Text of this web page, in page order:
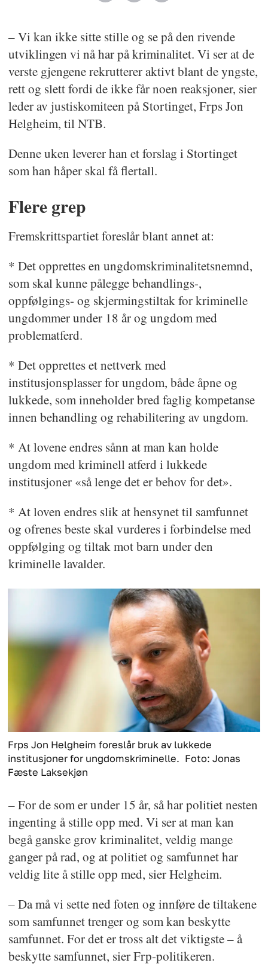
– Vi kan ikke sitte stille og se på den rivende
utviklingen vi nå har på kriminalitet. Vi ser at de
verste gjengene rekrutterer aktivt blant de yngste,
rett og slett fordi de ikke får noen reaksjoner, sier
leder av justiskomiteen på Stortinget, Frps Jon
Helgheim, til NTB.
Denne uken leverer han et forslag i Stortinget
som han håper skal få flertall.
Flere grep
Fremskrittspartiet foreslår blant annet at:
* Det opprettes en ungdomskriminalitetsnemnd,
som skal kunne pålegge behandlings-,
oppfølgings- og skjermingstiltak for kriminelle
ungdommer under 18 år og ungdom med
problematferd.
* Det opprettes et nettverk med
institusjonsplasser for ungdom, både åpne og
lukkede, som inneholder bred faglig kompetanse
innen behandling og rehabilitering av ungdom.
* At lovene endres sånn at man kan holde
ungdom med kriminell atferd i lukkede
institusjoner «så lenge det er behov for det».
* At loven endres slik at hensynet til samfunnet
og ofrenes beste skal vurderes i forbindelse med
oppfølging og tiltak mot barn under den
kriminelle lavalder.
Frps Jon Helgheim foreslår bruk av lukkede
institusjoner for ungdomskriminelle. Foto: Jonas
Fæste Laksekjøn
– For de som er under 15 år, så har politiet nesten
ingenting å stille opp med. Vi ser at man kan
begå ganske grov kriminalitet, veldig mange
ganger på rad, og at politiet og samfunnet har
veldig lite å stille opp med, sier Helgheim.
– Da må vi sette ned foten og innføre de tiltakene
som samfunnet trenger og som kan beskytte
samfunnet. For det er tross alt det viktigste – å
beskytte samfunnet, sier Frp-politikeren.